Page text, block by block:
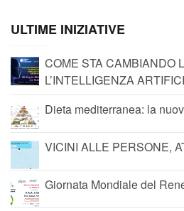
ULTIME INIZIATIVE
COME STA CAMBIANDO
L’INTELLIGENZA
Dieta mediterranea: la
VICINI ALLE PERSONE,
Giornata Mondiale del